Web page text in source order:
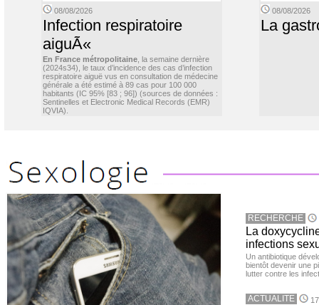
08/08/2026
Infection respiratoire
aiguÃ«
En France métropolitaine , la semaine dernière
(2024s34), le taux d’incidence des cas d’infection
respiratoire aiguë vus en consultation de médecine
générale a été estimé à 89 cas pour 100 000
habitants (IC 95% [83 ; 96]) (sources de données :
Sentinelles et Electronic Medical Records (EMR)
IQVIA).
08/08/2026
La
RECHERCHE
La
infections
Un antibiotique
bientôt devenir une
lutter contre les
ACTUALITE